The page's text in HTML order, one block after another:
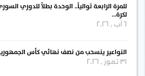
للمرة الرابعة توالياً.. الوحدة بطلاً للدوري السوري
لكرة…
النواعير ينسحب من نصف نهائي كأس الجمهورية
31 تموز , 2026